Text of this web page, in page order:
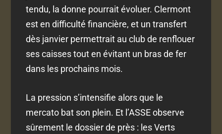
tendu, la donne pourrait évoluer. Clermont
est en difficulté financière, et un transfert
dès janvier permettrait au club de renflouer
ses caisses tout en évitant un bras de fer
dans les prochains mois.
La pression s’intensifie alors que le
mercato bat son plein. Et l’ASSE observe
sûrement le dossier de près : les Verts